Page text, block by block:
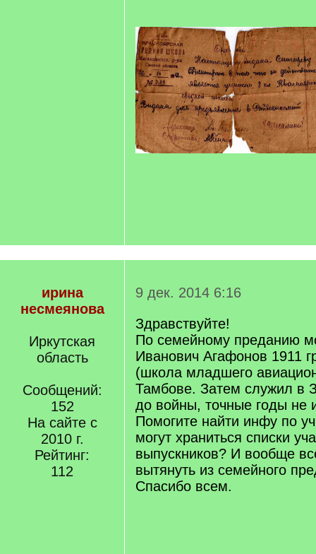
ирина
несмеянова
Иркутская
область
Сообщений:
152
На сайте с
2010 г.
Рейтинг:
112
9 дек. 2014 6:16
Здравствуйте!
По семейному преданию
Иванович Агафонов 1911
(школа младшего
Тамбове. Затем служил в
до войны, точные годы не
Помогите найти инфу по
могут храниться списки
выпускников? И вообще
вытянуть из семейного
Спасибо всем.